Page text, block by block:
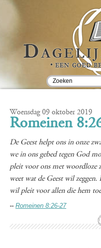
Woensdag 09 oktober 2019
Romeinen
De Geest helpt ons in onze
we in ons gebed tegen God
pleit voor ons met woordloze
weet wat de Geest wil
wil pleit voor allen die hem
-- Romeinen 8:26-27